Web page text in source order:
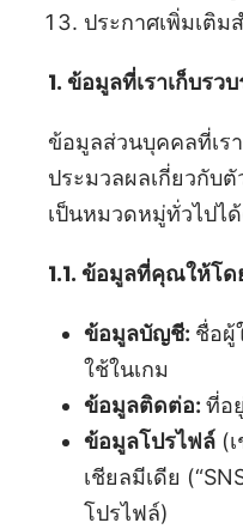
ประกาศเพิ่มเติม
1. ข้อมูลที่เราเก็บร
ข้อมูลส่วนบุคคลที่เร
ประมวลผลเกี่ยวกับ
เป็นหมวดหมู่ทั่วไปไ
1.1. ข้อมูลที่คุณให้โ
ข้อมูลบัญชี: ชื่อผู้
ใช้ในเกม
ข้อมูลติดต่อ: ที่อ
ข้อมูลโปรไฟล์ (
เชียลมีเดีย
โปรไฟล์)